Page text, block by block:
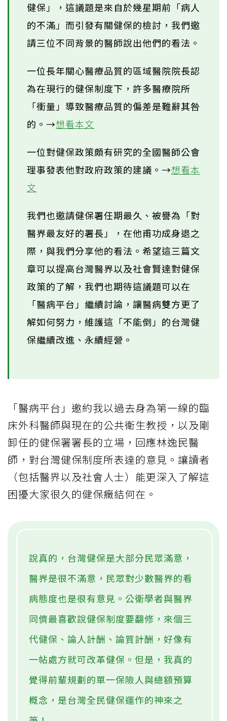
健保」，這議題是來自於幾星期前「病人
的不滿」而引發有關健保的檢討，我們邀
請三位不同背景的醫師說出他們的看法。
一位長年關心醫療品質的區域醫院院長認
為在現行的健保制度下，許多醫療院所
「衝量」導致醫療品質的偏差是難辭其咎
的。→想看本文
一位對健保政策頗有研究的全國醫師公會
理事發表他對政府政策的建議。→想看本
文
我們也邀請健保署任期最久、被譽為「對
醫界最友好的署長」，在他甫功成身退之
際，與我們分享他的看法。希望這三篇文
章可以提高台灣醫界以及社會賢達對健保
政策的了解，我們也期待這議題可以在
「醫病平台」繼續討論，讓醫病雙方更了
解如何努力，維護這「不能倒」的台灣健
保繼續改進、永續經營。
「醫病平台」邀約我以過去身為第一線的臨
床外科醫師與現在的公共衛生教授，以及剛
卸任的健保署署長的立場，回應林逸民醫
師，對台灣健保制度所表達的意見。讓讀者
（包括醫界以及社會人士）能更深入了解這
困擾大家很久的健保癥結何在。
說真的，台灣健保是大部分民眾滿意，
醫界是很不滿意，民眾對少數醫界的看
病態度也是很有意見。公衛學者與醫界
同儕最喜歡說健保制度要翻修，來個三
代健保、論人計酬、論質計酬，好像有
一帖處方就可改革健保。但是，我真的
覺得前輩規劃的單一保險人與總額預算
概念，是台灣全民健保運作的神來之